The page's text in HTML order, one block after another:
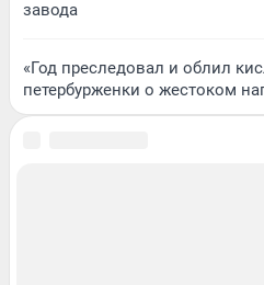
завода
«Год преследовал и облил
петербурженки о жестоком